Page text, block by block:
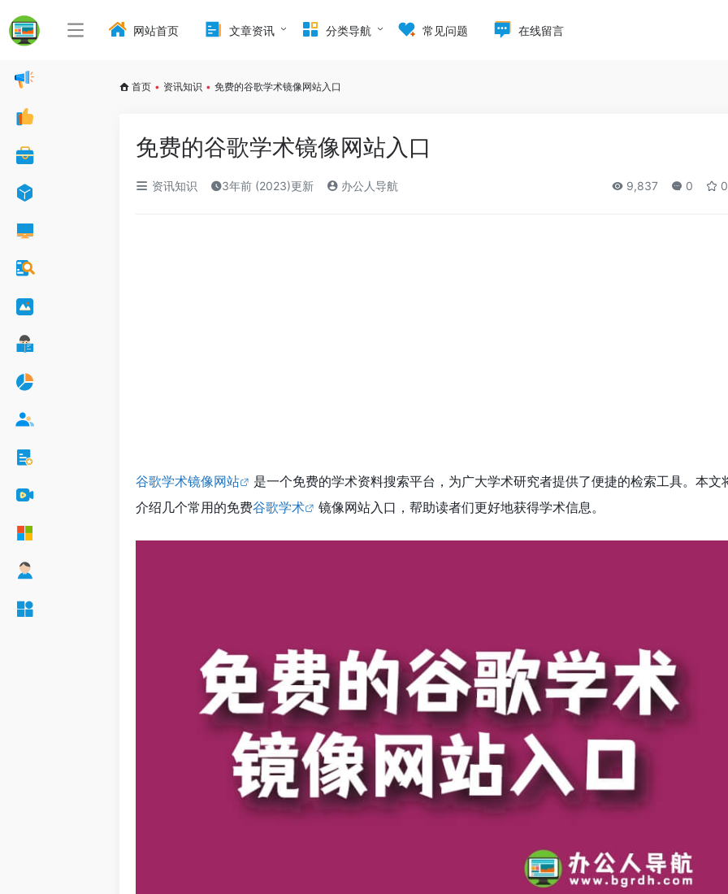
网站首页 文章资讯 分类导航 常见问题 在线留言
首页 • 资讯知识 • 免费的谷歌学术镜像网站入口
免费的谷歌学术镜像网站入口
资讯知识 3年前 (2023)更新 办公人导航 9,837 0 0
谷歌学术镜像网站
是一个免费的学术资料搜索平台，为广大学术研究者提供了便捷的检索工具。本文
介绍几个常用的免费谷歌学术 镜像网站入口，帮助读者们更好地获得学术信息。